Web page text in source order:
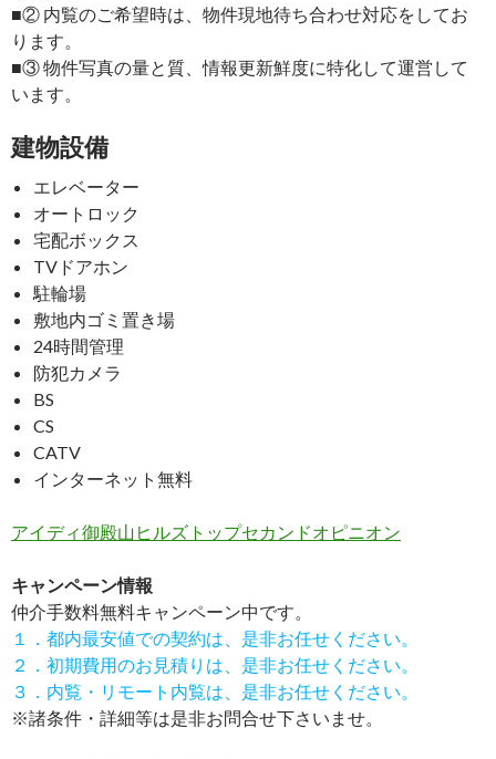
■② 内覧のご希望時は、物件現地待ち合わせ対応をしてお
ります。
■③ 物件写真の量と質、情報更新鮮度に特化して運営して
います。
建物設備
エレベーター
オートロック
宅配ボックス
TVドアホン
駐輪場
敷地内ゴミ置き場
24時間管理
防犯カメラ
BS
CS
CATV
インターネット無料
アイディ御殿山ヒルズトップセカンドオピニオン
キャンペーン情報
仲介手数料無料キャンペーン中です。
１．都内最安値での契約は、是非お任せください。
２．初期費用のお見積りは、是非お任せください。
３．内覧・リモート内覧は、是非お任せください。
※諸条件・詳細等は是非お問合せ下さいませ。